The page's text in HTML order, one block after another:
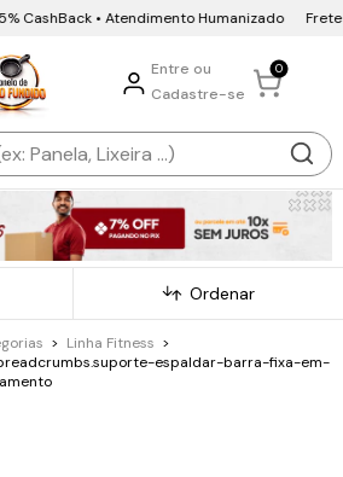
• Atendimento Humanizado Frete Grátis •
Entre ou
Cadastre-se
0
Ordenar
> Linha Fitness >
espaldar-barra-fixa-em-